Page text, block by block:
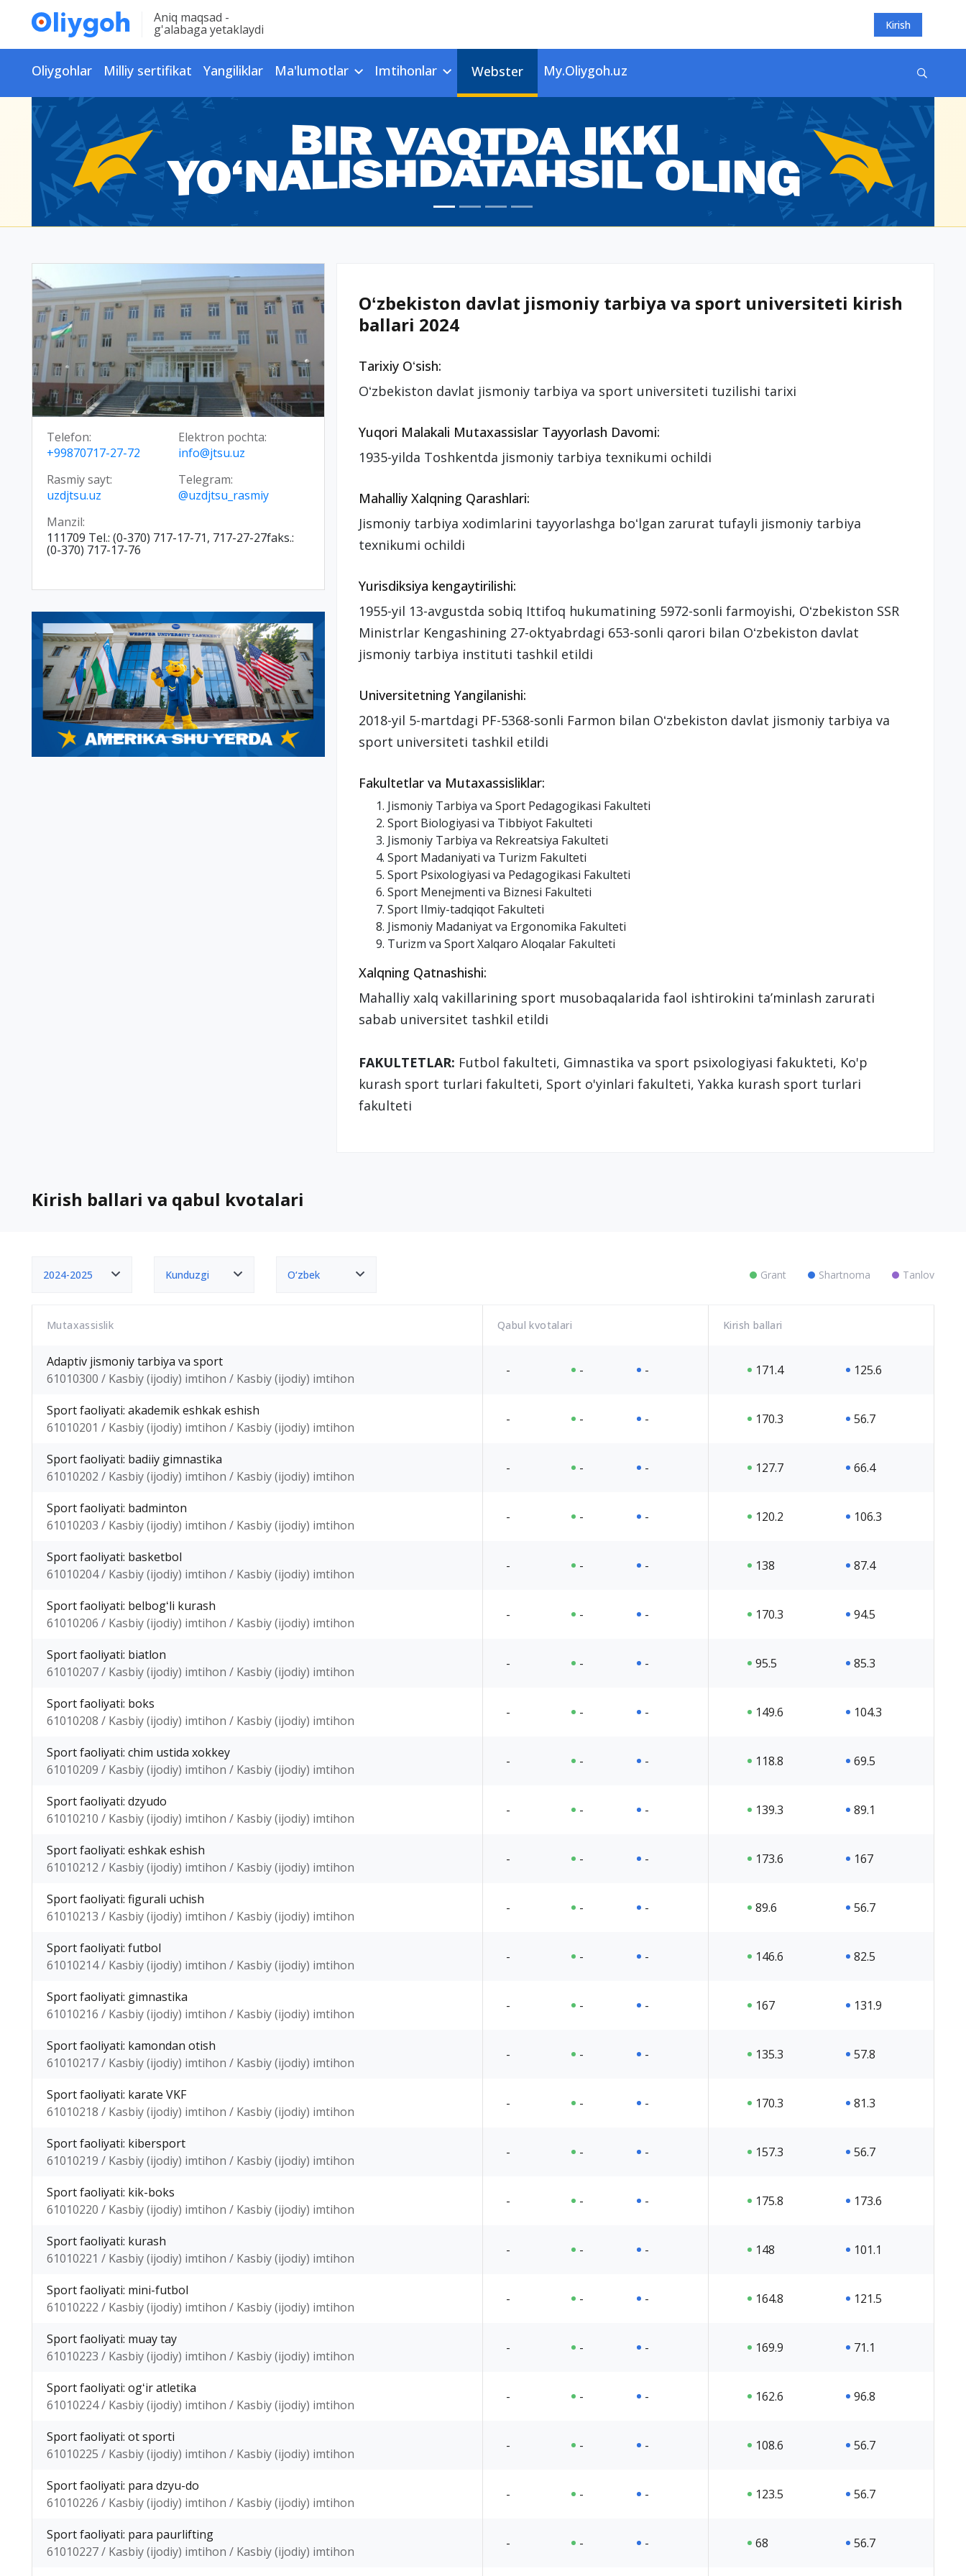
Aniq maqsad -
g'alabaga yetaklaydi Kirish
Oliygohlar Milliy sertifikat Yangiliklar Ma'lumotlar Imtihonlar Webster My.Oliygoh.uz
Telefon:
+99870717-27-72
Elektron pochta:
info@jtsu.uz
Rasmiy sayt:
uzdjtsu.uz
Telegram:
@uzdjtsu_rasmiy
Manzil:
111709 Tel.: (0-370) 717-17-71, 717-27-27faks.:
(0-370) 717-17-76
Oʻzbekiston davlat jismoniy tarbiya va sport universiteti kirish
ballari 2024
Tarixiy Oʻsish:
Oʻzbekiston davlat jismoniy tarbiya va sport universiteti tuzilishi tarixi
Yuqori Malakali Mutaxassislar Tayyorlash Davomi:
1935-yilda Toshkentda jismoniy tarbiya texnikumi ochildi
Mahalliy Xalqning Qarashlari:
Jismoniy tarbiya xodimlarini tayyorlashga boʻlgan zarurat tufayli jismoniy tarbiya
texnikumi ochildi
Yurisdiksiya kengaytirilishi:
1955-yil 13-avgustda sobiq Ittifoq hukumatining 5972-sonli farmoyishi, Oʻzbekiston SSR
Ministrlar Kengashining 27-oktyabrdagi 653-sonli qarori bilan Oʻzbekiston davlat
jismoniy tarbiya instituti tashkil etildi
Universitetning Yangilanishi:
2018-yil 5-martdagi PF-5368-sonli Farmon bilan Oʻzbekiston davlat jismoniy tarbiya va
sport universiteti tashkil etildi
Fakultetlar va Mutaxassisliklar:
Jismoniy Tarbiya va Sport Pedagogikasi Fakulteti
Sport Biologiyasi va Tibbiyot Fakulteti
Jismoniy Tarbiya va Rekreatsiya Fakulteti
Sport Madaniyati va Turizm Fakulteti
Sport Psixologiyasi va Pedagogikasi Fakulteti
Sport Menejmenti va Biznesi Fakulteti
Sport Ilmiy-tadqiqot Fakulteti
Jismoniy Madaniyat va Ergonomika Fakulteti
Turizm va Sport Xalqaro Aloqalar Fakulteti
Xalqning Qatnashishi:
Mahalliy xalq vakillarining sport musobaqalarida faol ishtirokini taʼminlash zarurati
sabab universitet tashkil etildi
FAKULTETLAR: Futbol fakulteti, Gimnastika va sport psixologiyasi fakukteti, Ko'p
kurash sport turlari fakulteti, Sport o'yinlari fakulteti, Yakka kurash sport turlari
fakulteti
Kirish ballari va qabul kvotalari
2024-2025 Kunduzgi O‘zbek Grant Shartnoma Tanlov
Mutaxassislik Qabul kvotalari Kirish ballari
Adaptiv jismoniy tarbiya va sport
61010300 / Kasbiy (ijodiy) imtihon / Kasbiy (ijodiy) imtihon
- - - 171.4 125.6
Sport faoliyati: akademik eshkak eshish
61010201 / Kasbiy (ijodiy) imtihon / Kasbiy (ijodiy) imtihon
- - - 170.3 56.7
Sport faoliyati: badiiy gimnastika
61010202 / Kasbiy (ijodiy) imtihon / Kasbiy (ijodiy) imtihon
- - - 127.7 66.4
Sport faoliyati: badminton
61010203 / Kasbiy (ijodiy) imtihon / Kasbiy (ijodiy) imtihon
- - - 120.2 106.3
Sport faoliyati: basketbol
61010204 / Kasbiy (ijodiy) imtihon / Kasbiy (ijodiy) imtihon
- - - 138 87.4
Sport faoliyati: belbogʻli kurash
61010206 / Kasbiy (ijodiy) imtihon / Kasbiy (ijodiy) imtihon
- - - 170.3 94.5
Sport faoliyati: biatlon
61010207 / Kasbiy (ijodiy) imtihon / Kasbiy (ijodiy) imtihon
- - - 95.5 85.3
Sport faoliyati: boks
61010208 / Kasbiy (ijodiy) imtihon / Kasbiy (ijodiy) imtihon
- - - 149.6 104.3
Sport faoliyati: chim ustida xokkey
61010209 / Kasbiy (ijodiy) imtihon / Kasbiy (ijodiy) imtihon
- - - 118.8 69.5
Sport faoliyati: dzyudo
61010210 / Kasbiy (ijodiy) imtihon / Kasbiy (ijodiy) imtihon
- - - 139.3 89.1
Sport faoliyati: eshkak eshish
61010212 / Kasbiy (ijodiy) imtihon / Kasbiy (ijodiy) imtihon
- - - 173.6 167
Sport faoliyati: figurali uchish
61010213 / Kasbiy (ijodiy) imtihon / Kasbiy (ijodiy) imtihon
- - - 89.6 56.7
Sport faoliyati: futbol
61010214 / Kasbiy (ijodiy) imtihon / Kasbiy (ijodiy) imtihon
- - - 146.6 82.5
Sport faoliyati: gimnastika
61010216 / Kasbiy (ijodiy) imtihon / Kasbiy (ijodiy) imtihon
- - - 167 131.9
Sport faoliyati: kamondan otish
61010217 / Kasbiy (ijodiy) imtihon / Kasbiy (ijodiy) imtihon
- - - 135.3 57.8
Sport faoliyati: karate VKF
61010218 / Kasbiy (ijodiy) imtihon / Kasbiy (ijodiy) imtihon
- - - 170.3 81.3
Sport faoliyati: kibersport
61010219 / Kasbiy (ijodiy) imtihon / Kasbiy (ijodiy) imtihon
- - - 157.3 56.7
Sport faoliyati: kik-boks
61010220 / Kasbiy (ijodiy) imtihon / Kasbiy (ijodiy) imtihon
- - - 175.8 173.6
Sport faoliyati: kurash
61010221 / Kasbiy (ijodiy) imtihon / Kasbiy (ijodiy) imtihon
- - - 148 101.1
Sport faoliyati: mini-futbol
61010222 / Kasbiy (ijodiy) imtihon / Kasbiy (ijodiy) imtihon
- - - 164.8 121.5
Sport faoliyati: muay tay
61010223 / Kasbiy (ijodiy) imtihon / Kasbiy (ijodiy) imtihon
- - - 169.9 71.1
Sport faoliyati: ogʻir atletika
61010224 / Kasbiy (ijodiy) imtihon / Kasbiy (ijodiy) imtihon
- - - 162.6 96.8
Sport faoliyati: ot sporti
61010225 / Kasbiy (ijodiy) imtihon / Kasbiy (ijodiy) imtihon
- - - 108.6 56.7
Sport faoliyati: para dzyu-do
61010226 / Kasbiy (ijodiy) imtihon / Kasbiy (ijodiy) imtihon
- - - 123.5 56.7
Sport faoliyati: para paurlifting
61010227 / Kasbiy (ijodiy) imtihon / Kasbiy (ijodiy) imtihon
- - - 68 56.7